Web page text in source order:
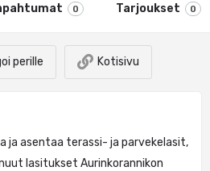
0 Tarjoukset 0
perille Kotisivu
ja asentaa terassi- ja parvekelasit,
lasitukset Aurinkorannikon